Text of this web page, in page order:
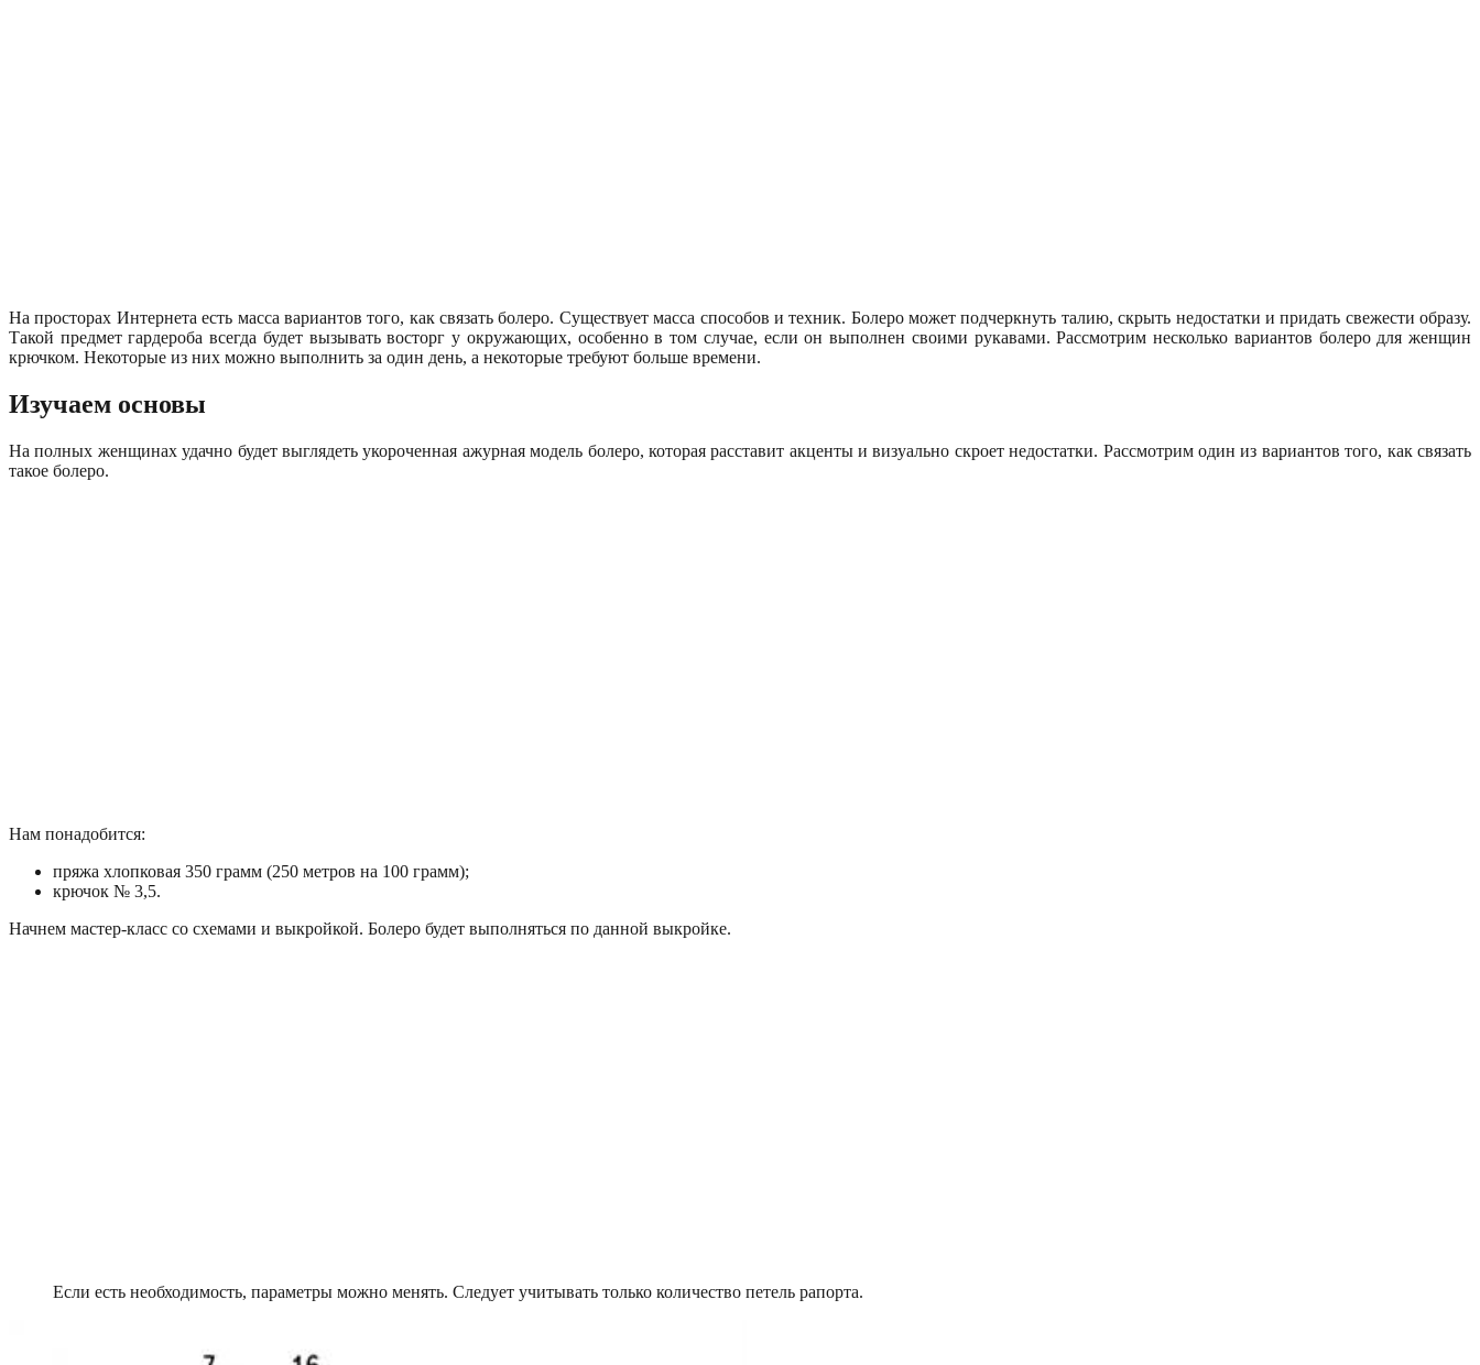
На просторах Интернета есть масса вариантов того, как связать болеро. Существует масса способов и техник. Болеро может подчеркнуть талию, скрыть недостатки и придать свежести образу.
Такой предмет гардероба всегда будет вызывать восторг у окружающих, особенно в том случае, если он выполнен своими рукавами. Рассмотрим несколько вариантов болеро для женщин
крючком. Некоторые из них можно выполнить за один день, а некоторые требуют больше времени.
Изучаем основы
На полных женщинах удачно будет выглядеть укороченная ажурная модель болеро, которая расставит акценты и визуально скроет недостатки. Рассмотрим один из вариантов того, как связать
такое болеро.
Нам понадобится:
пряжа хлопковая 350 грамм (250 метров на 100 грамм);
крючок № 3,5.
Начнем мастер-класс со схемами и выкройкой. Болеро будет выполняться по данной выкройке.
Если есть необходимость, параметры можно менять. Следует учитывать только количество петель рапорта.